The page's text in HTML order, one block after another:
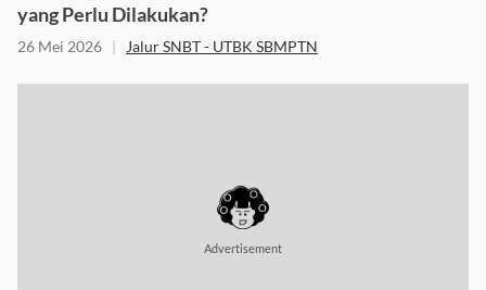
yang Perlu Dilakukan?
26 Mei 2026 | Jalur SNBT - UTBK SBMPTN
Advertisement